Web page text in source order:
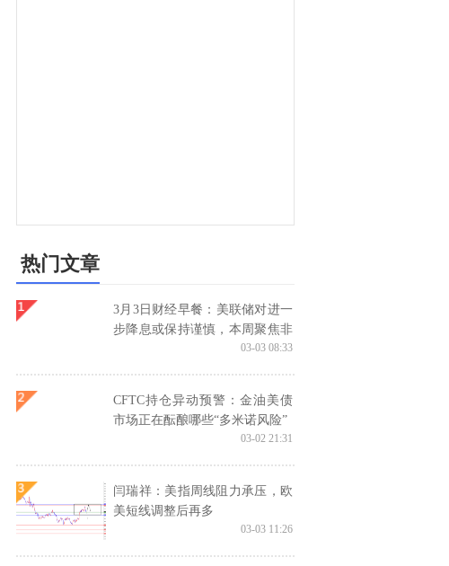
热门文章
3月3日财经早餐：美联储对进一
步降息或保持谨慎，本周聚焦非
农数据，油价波动受美乌白宫争
03-03 08:33
CFTC持仓异动预警：金油美债
市场正在酝酿哪些“多米诺风险”
03-02 21:31
闫瑞祥：美指周线阻力承压，欧
美短线调整后再多
03-03 11:26